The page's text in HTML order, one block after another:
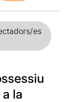
es
la